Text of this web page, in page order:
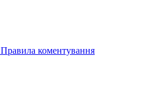
Правила коментування